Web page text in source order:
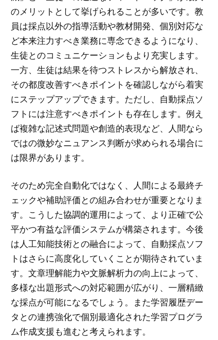
のメリットとして挙げられることが多いです。教
員は採点以外の指導活動や教材開発、個別対応な
ど本来注力すべき業務に専念できるようになり、
生徒とのコミュニケーションもより充実します。
一方、生徒は結果を待つストレスから解放され、
その都度改善すべきポイントを確認しながら着実
にステップアップできます。ただし、自動採点ソ
フトには注意すべきポイントも存在します。例え
ば複雑な記述式問題や創造的表現など、人間なら
ではの微妙なニュアンス判断が求められる場合に
は限界があります。
そのため完全自動化ではなく、人間による最終チ
ェックや補助評価との組み合わせが重要となりま
す。こうした協調的運用によって、より正確で公
平かつ有益な評価システムが構築されます。今後
は人工知能技術との融合によって、自動採点ソフ
トはさらに高度化していくことが期待されていま
す。文章理解能力や文脈解析力の向上によって、
多様な出題形式への対応範囲が広がり、一層精緻
な採点が可能になるでしょう。また学習履歴デー
タとの連携強化で個別最適化された学習プログラ
ム作成支援も進むと考えられます。